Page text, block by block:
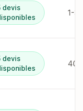
devis
1-3
devis
40